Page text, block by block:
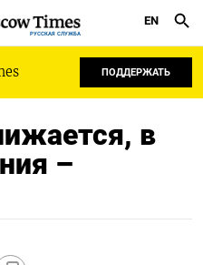
РУССКАЯ СЛУЖБА
EN
ПОДДЕРЖАТЬ
в
–